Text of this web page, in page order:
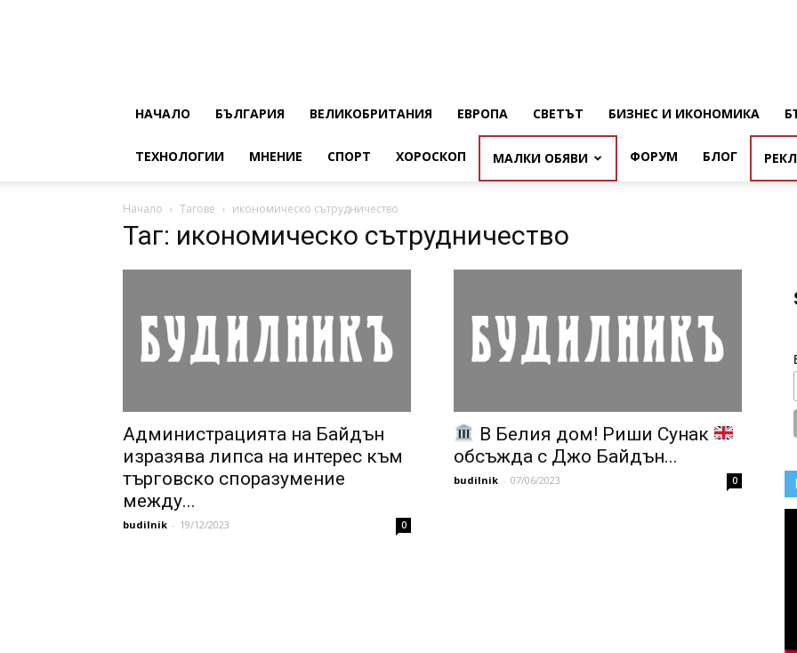
НАЧАЛО БЪЛГАРИЯ ВЕЛИКОБРИТАНИЯ ЕВРОПА СВЕТЪТ БИЗНЕС И ИКОНОМИКА
ТЕХНОЛОГИИ МНЕНИЕ СПОРТ ХОРОСКОП МАЛКИ ОБЯВИ ФОРУМ БЛОГ
Начало Тагове икономическо сътрудничество
Таг: икономическо сътрудничество
Администрацията на Байдън
изразява липса на интерес към
търговско споразумение
между...
budilnik - 19/12/2023 0
В Белия дом! Риши Сунак
обсъжда с Джо Байдън...
budilnik - 07/06/2023 0